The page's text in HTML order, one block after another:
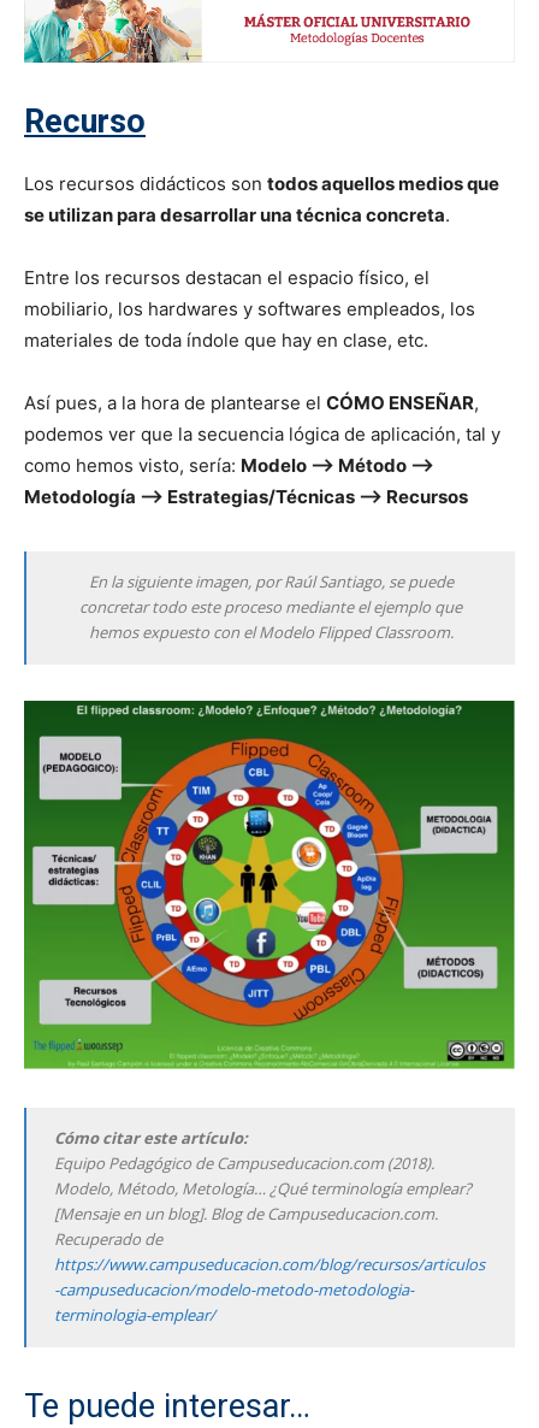
Recurso
Los recursos didácticos son todos aquellos medios que
se utilizan para desarrollar una técnica concreta.
Entre los recursos destacan el espacio físico, el
mobiliario, los hardwares y softwares empleados, los
materiales de toda índole que hay en clase, etc.
Así pues, a la hora de plantearse el CÓMO ENSEÑAR,
podemos ver que la secuencia lógica de aplicación, tal y
como hemos visto, sería: Modelo – Método –>
Metodología –> Estrategias/Técnicas –> Recursos
En la siguiente imagen, por Raúl Santiago, se puede
concretar todo este proceso mediante el ejemplo que
hemos expuesto con el Modelo Flipped Classroom.
Cómo citar este artículo:
Equipo Pedagógico de Campuseducacion.com (2018).
Modelo, Método, Metología… ¿Qué terminología emplear?
[Mensaje en un blog]. Blog de Campuseducacion.com.
Recuperado de
https://www.campuseducacion.com/blog/recursos/articulos
-campuseducacion/modelo-metodo-metodologia-
terminologia-emplear/
Te puede interesar…